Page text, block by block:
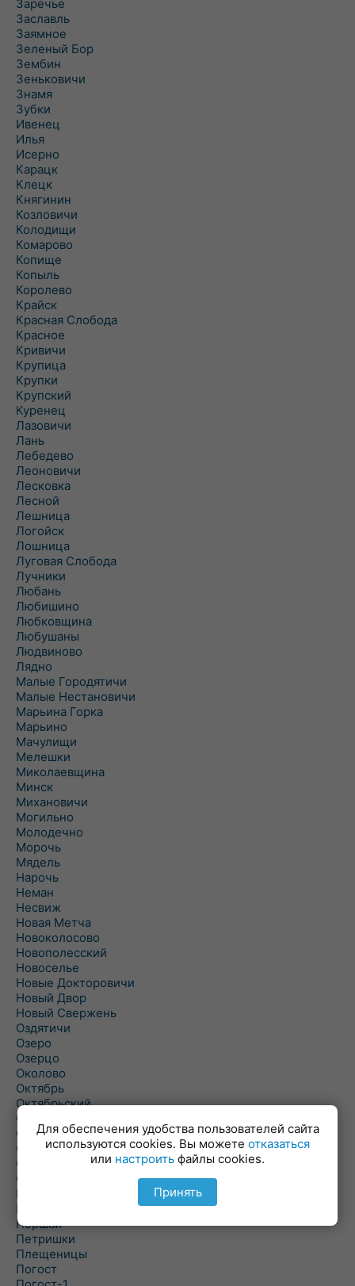
Заречье
Заславль
Заямное
Зеленый Бор
Зембин
Зеньковичи
Знамя
Зубки
Ивенец
Илья
Исерно
Карацк
Клецк
Княгинин
Козловичи
Колодищи
Комарово
Копище
Копыль
Королево
Крайск
Красная Слобода
Красное
Кривичи
Крупица
Крупки
Крупский
Куренец
Лазовичи
Лань
Лебедево
Леоновичи
Лесковка
Лесной
Лешница
Логойск
Лошница
Луговая Слобода
Лучники
Любань
Любишино
Любковщина
Любушаны
Людвиново
Лядно
Малые Городятичи
Малые Нестановичи
Марьина Горка
Марьино
Мачулищи
Мелешки
Миколаевщина
Минск
Михановичи
Могильно
Молодечно
Морочь
Мядель
Нарочь
Неман
Несвиж
Новая Метча
Новоколосово
Новополесский
Новоселье
Новые Докторовичи
Новый Двор
Новый Свержень
Оздятичи
Озеро
Озерцо
Околово
Октябрь
Октябрьский
Олехновичи
Омговичи
Оношки
Осовец
Острошицкий Городок
Пасека
Пастовичи
Першаи
Петришки
Плещеницы
Погост
Для обеспечения удобства пользователей сайта
используются cookies. Вы можете отказаться
или настроить файлы cookies.
Принять